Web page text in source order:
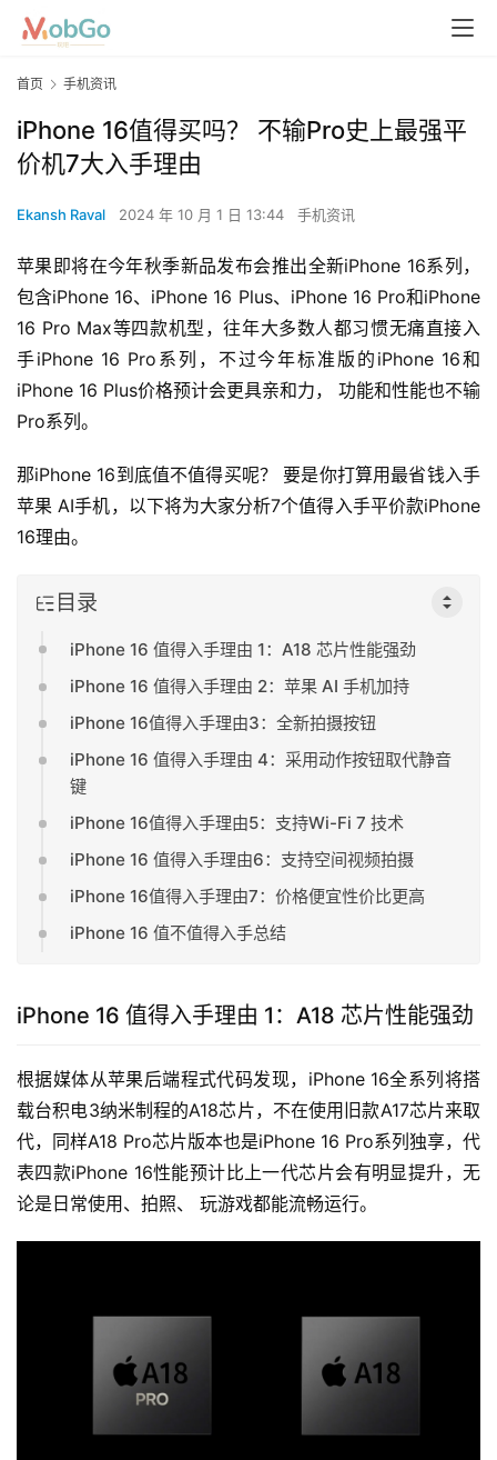
首页 手机资讯
iPhone 16值得买吗？ 不输Pro史上最强平
价机7大入手理由
Ekansh Raval 2024 年 10 月 1 日 13:44 手机资讯
苹果即将在今年秋季新品发布会推出全新iPhone 16系列，
包含iPhone 16、iPhone 16 Plus、iPhone 16 Pro和iPhone
16 Pro Max等四款机型，往年大多数人都习惯无痛直接入
手iPhone 16 Pro系列，不过今年标准版的iPhone 16和
iPhone 16 Plus价格预计会更具亲和力， 功能和性能也不输
Pro系列。
那iPhone 16到底值不值得买呢？ 要是你打算用最省钱入手
苹果 AI手机，以下将为大家分析7个值得入手平价款iPhone
16理由。
目录
iPhone 16 值得入手理由 1：A18 芯片性能强劲
iPhone 16 值得入手理由 2：苹果 AI 手机加持
iPhone 16值得入手理由3：全新拍摄按钮
iPhone 16 值得入手理由 4：采用动作按钮取代静音
键
iPhone 16值得入手理由5：支持Wi-Fi 7 技术
iPhone 16 值得入手理由6：支持空间视频拍摄
iPhone 16值得入手理由7：价格便宜性价比更高
iPhone 16 值不值得入手总结
iPhone 16 值得入手理由 1：A18 芯片性能强劲
根据媒体从苹果后端程式代码发现，iPhone 16全系列将搭
载台积电3纳米制程的A18芯片，不在使用旧款A17芯片来取
代，同样A18 Pro芯片版本也是iPhone 16 Pro系列独享，代
表四款iPhone 16性能预计比上一代芯片会有明显提升，无
论是日常使用、拍照、 玩游戏都能流畅运行。